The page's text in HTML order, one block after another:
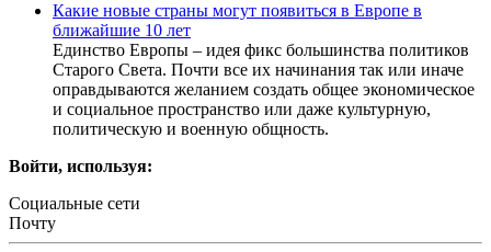
Какие новые страны могут появиться в Европе в
ближайшие 10 лет
Единство Европы – идея фикс большинства политиков
Старого Света. Почти все их начинания так или иначе
оправдываются желанием создать общее экономическое
и социальное пространство или даже культурную,
политическую и военную общность.
Войти, используя:
Социальные сети
Почту